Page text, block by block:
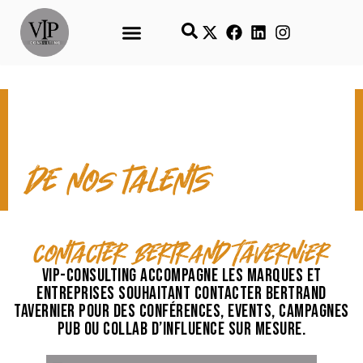
CONTACT & TEMPS FORTS
de nos talents
contacter Bertrand Tavernier
VIP-Consulting accompagne les marques et
entreprises souhaitant contacter Bertrand
Tavernier pour des conférences, events, campagnes
pub ou collab d’influence sur mesure.